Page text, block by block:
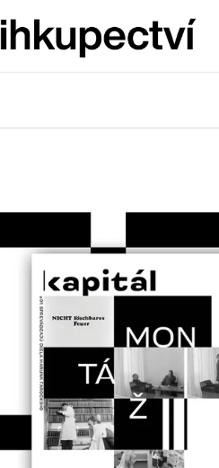
VÝVAR
NEJEN ROMSKÉ
SNESITELNĚJŠÍ
300 Kč
Původně: 350 Kč